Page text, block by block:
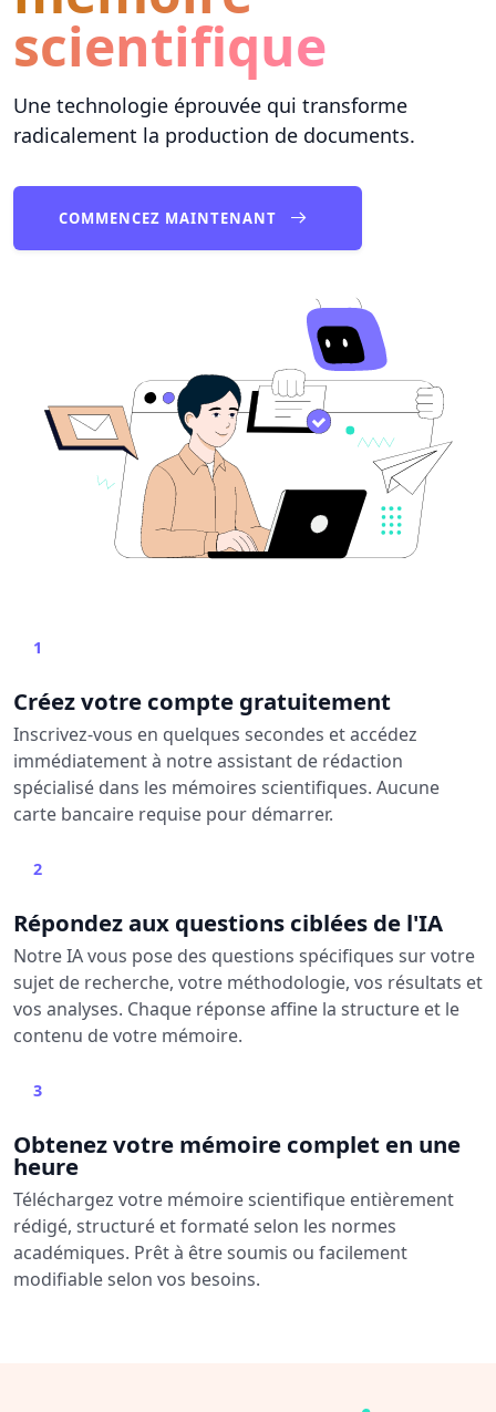
scientifique
Une technologie éprouvée qui transforme
radicalement la production de documents.
COMMENCEZ MAINTENANT
1
Créez votre compte gratuitement
Inscrivez-vous en quelques secondes et accédez
immédiatement à notre assistant de rédaction
spécialisé dans les mémoires scientifiques. Aucune
carte bancaire requise pour démarrer.
2
Répondez aux questions ciblées de l'IA
Notre IA vous pose des questions spécifiques sur votre
sujet de recherche, votre méthodologie, vos résultats et
vos analyses. Chaque réponse affine la structure et le
contenu de votre mémoire.
3
Obtenez votre mémoire complet en une
heure
Téléchargez votre mémoire scientifique entièrement
rédigé, structuré et formaté selon les normes
académiques. Prêt à être soumis ou facilement
modifiable selon vos besoins.